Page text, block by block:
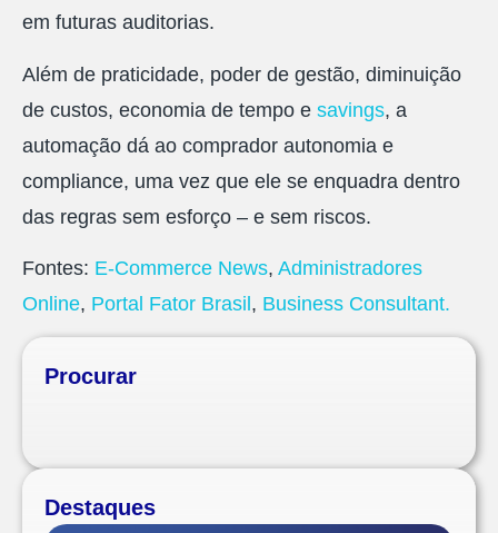
em futuras auditorias.
Além de praticidade, poder de gestão, diminuição
de custos, economia de tempo e savings, a
automação dá ao comprador autonomia e
compliance, uma vez que ele se enquadra dentro
das regras sem esforço – e sem riscos.
Fontes: E-Commerce News, Administradores
Online, Portal Fator Brasil, Business Consultant.
Procurar
Destaques